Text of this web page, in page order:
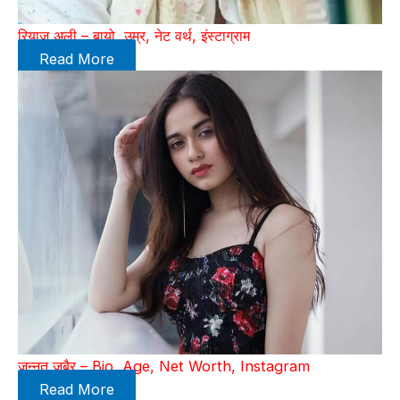
रियाज अली – बायो, उम्र, नेट वर्थ, इंस्टाग्राम
Read More
जन्नत जुबैर – Bio, Age, Net Worth, Instagram
Read More